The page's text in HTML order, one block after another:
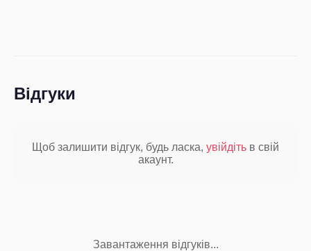
Відгуки
Щоб залишити відгук, будь ласка, увійдіть в свій
акаунт.
Завантаження відгуків...